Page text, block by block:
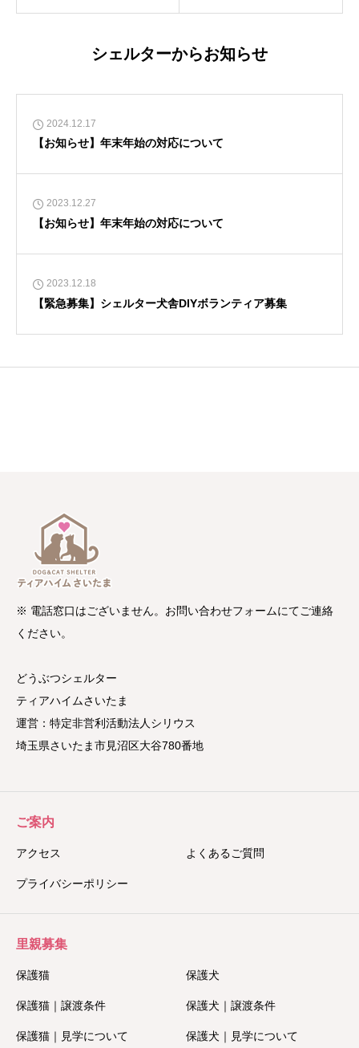
シェルターからお知らせ
2024.12.17
【お知らせ】年末年始の対応について
2023.12.27
【お知らせ】年末年始の対応について
2023.12.18
【緊急募集】シェルター犬舎DIYボランティア募集
※ 電話窓口はございません。お問い合わせフォームにてご連絡
ください。
どうぶつシェルター
ティアハイムさいたま
運営：特定非営利活動法人シリウス
埼玉県さいたま市見沼区大谷780番地
ご案内
アクセス よくあるご質問
プライバシーポリシー
里親募集
保護猫 保護犬
保護猫｜譲渡条件 保護犬｜譲渡条件
保護猫｜見学について 保護犬｜見学について